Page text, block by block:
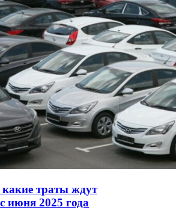
какие траты ждут
июня 2025 года